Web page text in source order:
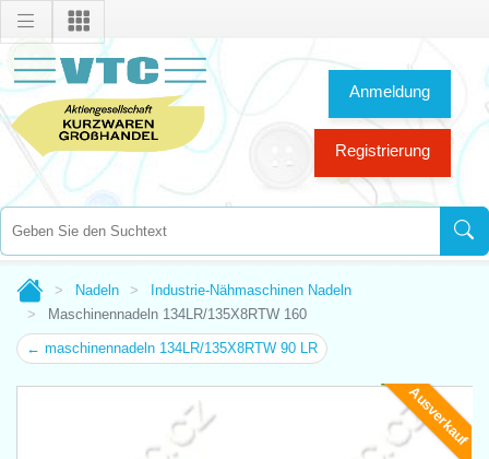
Anmeldung
Registrierung
Nadeln
Industrie-Nähmaschinen Nadeln
Maschinennadeln 134LR/135X8RTW 160
← maschinennadeln 134LR/135X8RTW 90 LR
Ausverkauf